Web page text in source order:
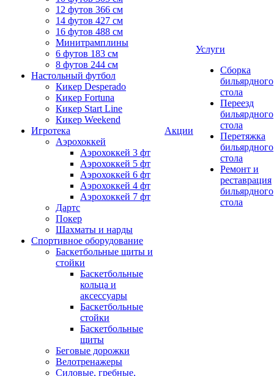
12 футов 366 см
14 футов 427 см
16 футов 488 см
Минитрамплины
6 футов 183 см
8 футов 244 см
Настольный футбол
Кикер Desperado
Кикер Fortuna
Кикер Start Line
Кикер Weekend
Игротека
Аэрохоккей
Аэрохоккей 3 фт
Аэрохоккей 5 фт
Аэрохоккей 6 фт
Аэрохоккей 4 фт
Аэрохоккей 7 фт
Дартс
Покер
Шахматы и нарды
Спортивное оборудование
Баскетбольные щиты и
стойки
Баскетбольные
кольца и
аксессуары
Баскетбольные
стойки
Баскетбольные
щиты
Беговые дорожки
Велотренажеры
Силовые, гребные,
Акции
Услуги
Сборка
бильярдного
стола
Переезд
бильярдного
стола
Перетяжка
бильярдного
стола
Ремонт и
реставрация
бильярдного
стола